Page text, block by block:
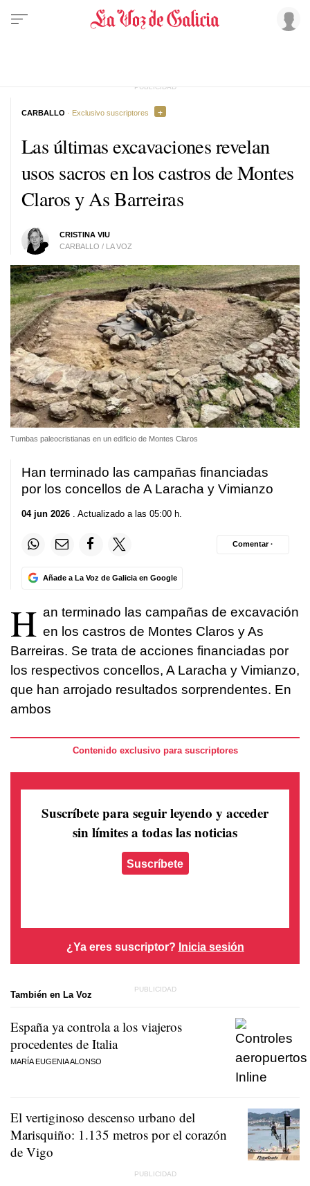
Las últimas excavaciones revelan
usos sacros en los castros de Montes
Claros y As Barreiras
CRISTINA VIU
CARBALLO / LA VOZ
CARBALLO · Exclusivo suscriptores
Tumbas paleocristianas en un edificio de Montes Claros
Han terminado las campañas financiadas
por los concellos de A Laracha y Vimianzo
04 jun 2026 . Actualizado a las 05:00 h.
Añade a La Voz de Galicia en Google
Comentar ·
H an terminado las campañas de excavación
en los castros de Montes Claros y As
Barreiras. Se trata de acciones financiadas por
los respectivos concellos, A Laracha y Vimianzo,
que han arrojado resultados sorprendentes. En
ambos
Contenido exclusivo para suscriptores
Suscríbete para seguir leyendo y acceder
sin límites a todas las noticias
Suscríbete
¿Ya eres suscriptor? Inicia sesión
También en La Voz
España ya controla a los viajeros
procedentes de Italia
MARÍA EUGENIA ALONSO
El vertiginoso descenso urbano del
Marisquiño: 1.135 metros por el corazón
de Vigo